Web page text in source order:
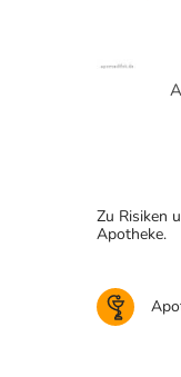
Zu Risiken
Apotheke.